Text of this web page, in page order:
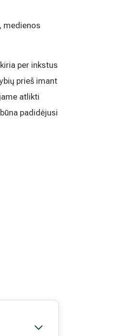
medienos
per inkstus
prieš imant
atlikti
padidėjusi